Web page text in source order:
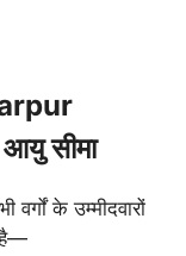
सीमा
के उम्मीदवारों
है—